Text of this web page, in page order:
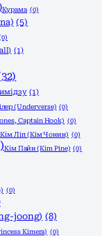
Курама (0)
(5)
(1)
(1)
(Underverse) (0)
Captain Hook) (0)
Кім Ліп (Кім Чонин) (0)
Кім Пайн (Kim Pine) (0)
(0)
joong) (8)
Kimera) (0)